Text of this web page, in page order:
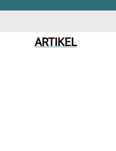
ARTIKEL